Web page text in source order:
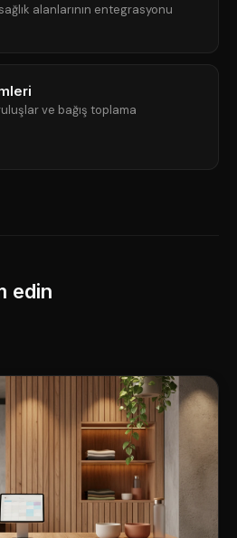
alanlarının entegrasyonu
ve bağış toplama
edin